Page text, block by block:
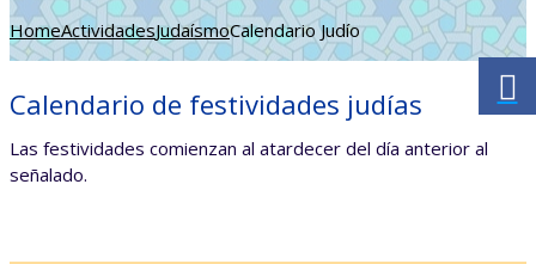
HomeActividadesJudaísmoCalendario Judío
Calendario de festividades judías
Las festividades comienzan al atardecer del día anterior al
señalado.